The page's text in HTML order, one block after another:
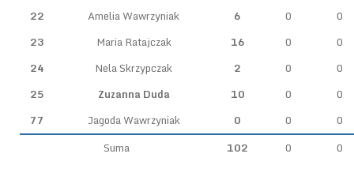
22
Amelia Wawrzyniak 6 0
0
23
Maria Ratajczak 16 0
0
24
Nela Skrzypczak 2 0
0
25
Zuzanna Duda 10 0
0
77
Jagoda Wawrzyniak 0 0
0
Suma
102 0 0